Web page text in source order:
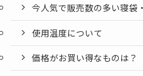
今人気で販売数の多い寝袋
使用温度について
価格がお買い得なものは？